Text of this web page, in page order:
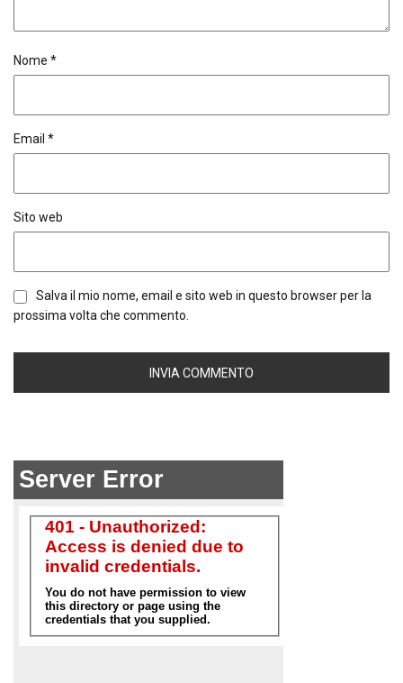
Nome *
Email *
Sito web
Salva il mio nome, email e sito web in questo browser per la
prossima volta che commento.